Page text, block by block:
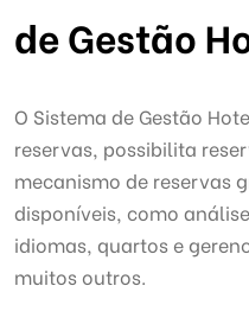
de Gestão
O Sistema de Gestão
reservas, possibilita
mecanismo de reservas
disponíveis, como
idiomas, quartos e
muitos outros.